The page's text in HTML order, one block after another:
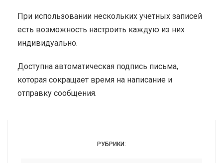
При использовании нескольких учетных записей
есть возможность настроить каждую из них
индивидуально.
Доступна автоматическая подпись письма,
которая сокращает время на написание и
отправку сообщения.
РУБРИКИ: